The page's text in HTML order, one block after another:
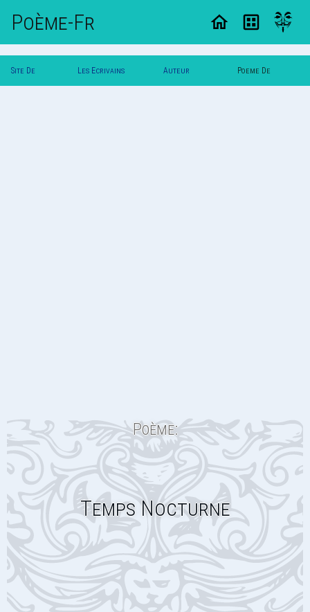
Poème-Fr
Site De Les Ecrivains Auteur Poeme De
Poème:
Temps Nocturne